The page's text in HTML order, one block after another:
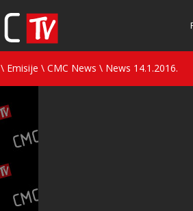
\ Emisije \ CMC News \ News 14.1.2016.